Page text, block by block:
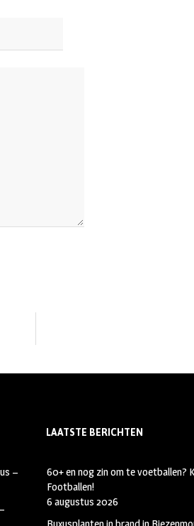
–
LAATSTE BERICHTEN
60+ en nog zin om te voetballen?
Footballen!
6 augustus 2026
Buxusplanten in brand in